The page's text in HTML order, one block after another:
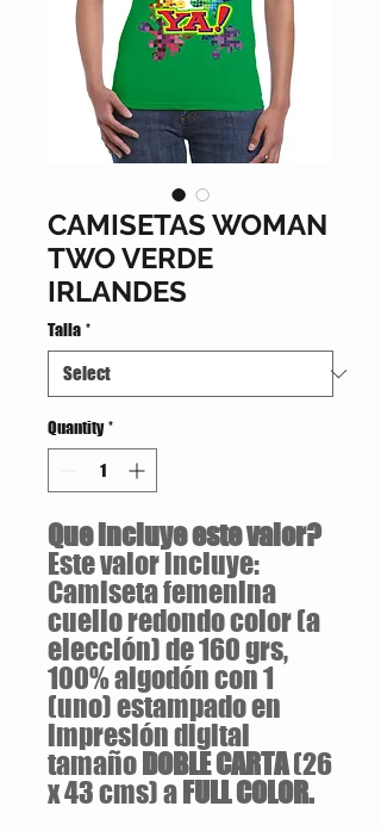
CAMISETAS WOMAN
TWO VERDE
IRLANDES
Talla *
Quantity *
Que incluye este valor?
Este valor incluye:
Camiseta femenina
cuello redondo color (a
elección) de 160 grs,
100% algodón con 1
(uno) estampado en
impresión digital
tamaño DOBLE CARTA(26
x 43 cms) a FULL COLOR.